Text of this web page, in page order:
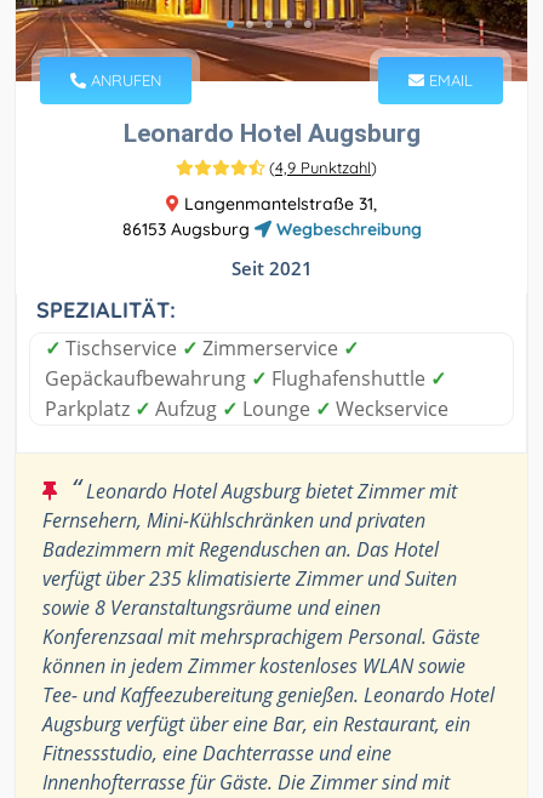
ANRUFEN EMAIL
Leonardo Hotel Augsburg
(4,9 Punktzahl)
Langenmantelstraße 31,
86153 Augsburg
Wegbeschreibung
Seit 2021
SPEZIALITÄT:
✓ Tischservice ✓ Zimmerservice ✓
Gepäckaufbewahrung ✓ Flughafenshuttle ✓
Parkplatz ✓ Aufzug ✓ Lounge ✓ Weckservice
“Leonardo Hotel Augsburg bietet Zimmer mit
Fernsehern, Mini-Kühlschränken und privaten
Badezimmern mit Regenduschen an. Das Hotel
verfügt über 235 klimatisierte Zimmer und Suiten
sowie 8 Veranstaltungsräume und einen
Konferenzsaal mit mehrsprachigem Personal. Gäste
können in jedem Zimmer kostenloses WLAN sowie
Tee- und Kaffeezubereitung genießen. Leonardo Hotel
Augsburg verfügt über eine Bar, ein Restaurant, ein
Fitnessstudio, eine Dachterrasse und eine
Innenhofterrasse für Gäste. Die Zimmer sind mit